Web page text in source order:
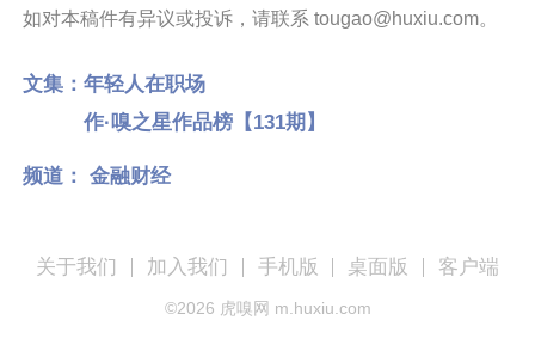
如对本稿件有异议或投诉，请联系 tougao@huxiu.com。
文集：年轻人在职场
作·嗅之星作品榜【131期】
频道： 金融财经
关于我们 加入我们 手机版 桌面版 客户端
©2026 虎嗅网 m.huxiu.com